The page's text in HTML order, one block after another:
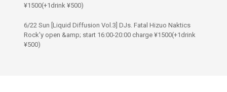
¥1500(+1drink ¥500)
6/22 Sun [Liquid Diffusion Vol.3] DJs. Fatal Hizuo Naktics
Rock'y open &amp; start 16:00-20:00 charge ¥1500(+1drink
¥500)